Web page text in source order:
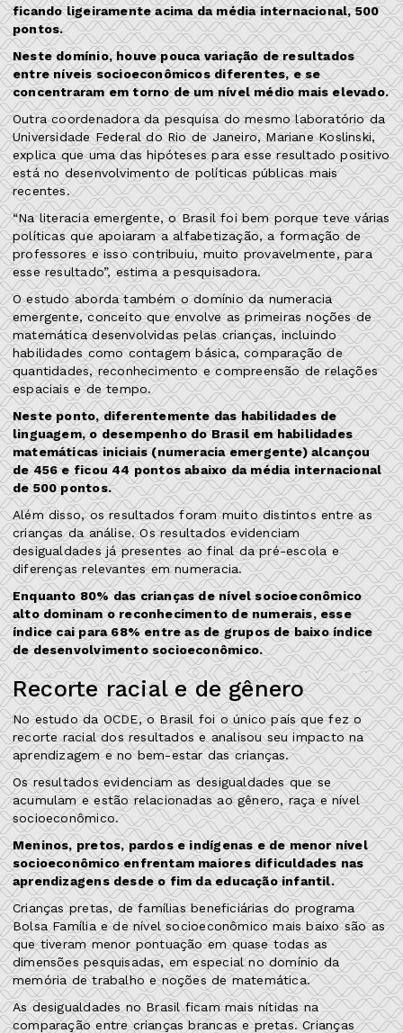
ficando ligeiramente acima da média internacional, 500
pontos.
Neste domínio, houve pouca variação de resultados
entre níveis socioeconômicos diferentes, e se
concentraram em torno de um nível médio mais elevado.
Outra coordenadora da pesquisa do mesmo laboratório da
Universidade Federal do Rio de Janeiro, Mariane Koslinski,
explica que uma das hipóteses para esse resultado positivo
está no desenvolvimento de políticas públicas mais
recentes.
“Na literacia emergente, o Brasil foi bem porque teve várias
políticas que apoiaram a alfabetização, a formação de
professores e isso contribuiu, muito provavelmente, para
esse resultado”, estima a pesquisadora.
O estudo aborda também o domínio da numeracia
emergente, conceito que envolve as primeiras noções de
matemática desenvolvidas pelas crianças, incluindo
habilidades como contagem básica, comparação de
quantidades, reconhecimento e compreensão de relações
espaciais e de tempo.
Neste ponto, diferentemente das habilidades de
linguagem, o desempenho do Brasil em habilidades
matemáticas iniciais (numeracia emergente) alcançou
de 456 e ficou 44 pontos abaixo da média internacional
de 500 pontos.
Além disso, os resultados foram muito distintos entre as
crianças da análise. Os resultados evidenciam
desigualdades já presentes ao final da pré-escola e
diferenças relevantes em numeracia.
Enquanto 80% das crianças de nível socioeconômico
alto dominam o reconhecimento de numerais, esse
índice cai para 68% entre as de grupos de baixo índice
de desenvolvimento socioeconômico.
Recorte racial e de gênero
No estudo da OCDE, o Brasil foi o único país que fez o
recorte racial dos resultados e analisou seu impacto na
aprendizagem e no bem-estar das crianças.
Os resultados evidenciam as desigualdades que se
acumulam e estão relacionadas ao gênero, raça e nível
socioeconômico.
Meninos, pretos, pardos e indígenas e de menor nível
socioeconômico enfrentam maiores dificuldades nas
aprendizagens desde o fim da educação infantil.
Crianças pretas, de famílias beneficiárias do programa
Bolsa Família e de nível socioeconômico mais baixo são as
que tiveram menor pontuação em quase todas as
dimensões pesquisadas, em especial no domínio da
memória de trabalho e noções de matemática.
As desigualdades no Brasil ficam mais nítidas na
comparação entre crianças brancas e pretas. Crianças